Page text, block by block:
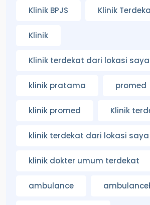
Klinik BPJS Klinik
Klinik
Klinik terdekat dari lokasi saya
klinik pratama promed
klinik promed Klinik
klinik terdekat dari lokasi saya
klinik dokter umum terdekat
ambulance